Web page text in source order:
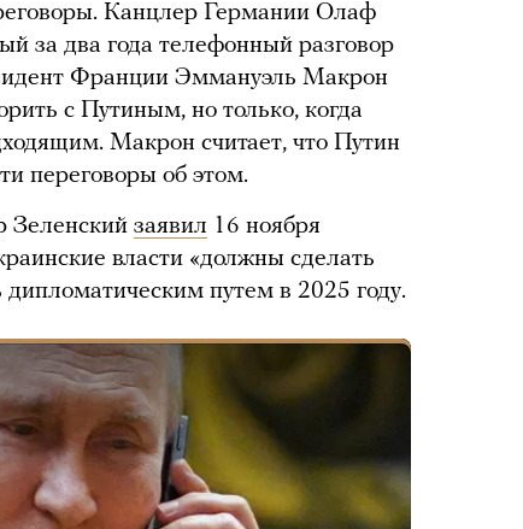
Канцлер Германии Олаф
за два года телефонный разговор
Франции Эммануэль Макрон
с Путиным, но только, когда
Макрон считает, что Путин
переговоры об этом.
Зеленский заявил 16 ноября
власти «должны сделать
дипломатическим путем в 2025 году.